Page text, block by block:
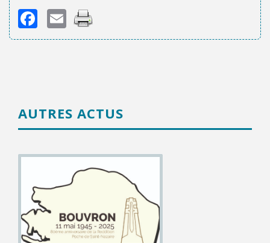
Facebook
Email
AUTRES ACTUS